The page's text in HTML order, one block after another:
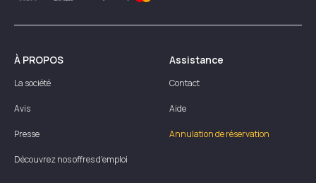
À PROPOS
La société
Avis
Presse
Découvrez nos offres d'emploi
Assistance
Contact
Aide
Annulation de réservation